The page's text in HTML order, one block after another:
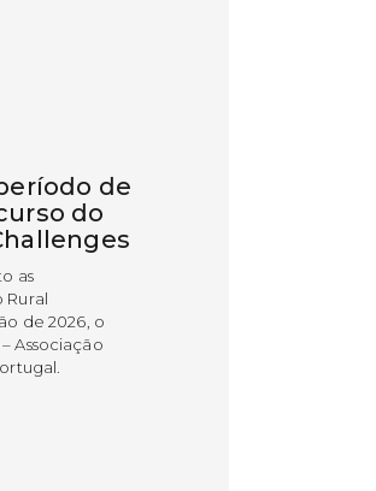
de
do
as
Rural
de 2026, o
Associação